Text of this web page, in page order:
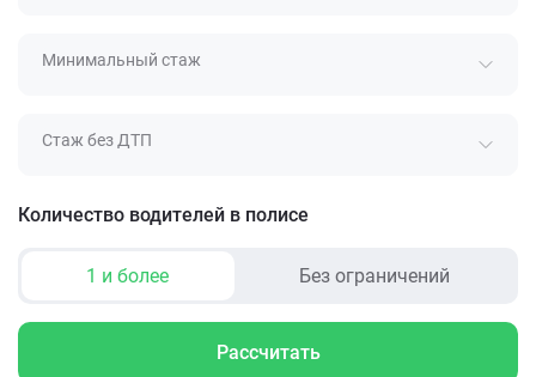
Минимальный стаж
Стаж без ДТП
Количество водителей в полисе
1 и более Без ограничений
Рассчитать